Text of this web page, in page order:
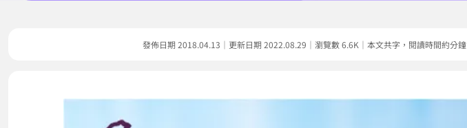
發佈日期 2018.04.13｜更新日期 2022.08.29｜瀏覽數 6.6K｜本文共字，閱讀時間約分鐘